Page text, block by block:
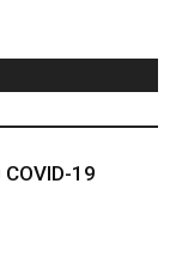
COVID-19